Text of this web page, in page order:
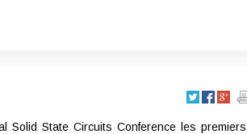
Solid State Circuits Conference les premiers